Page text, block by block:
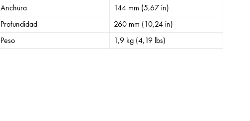
Anchura
144 mm (5,67 in)
Profundidad
260 mm (10,24 in)
Peso
1,9 kg (4,19 lbs)